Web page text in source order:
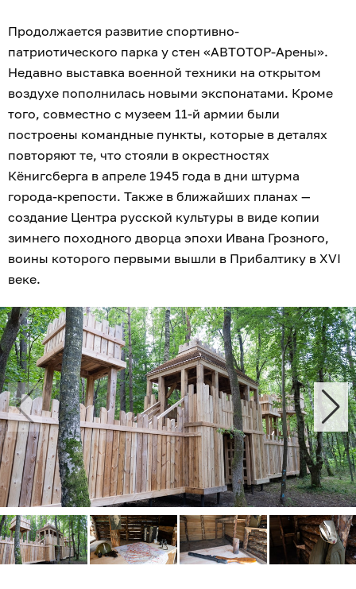
Продолжается развитие спортивно-
патриотического парка у стен «АВТОТОР-Арены».
Недавно выставка военной техники на открытом
воздухе пополнилась новыми экспонатами. Кроме
того, совместно с музеем 11-й армии были
построены командные пункты, которые в деталях
повторяют те, что стояли в окрестностях
Кёнигсберга в апреле 1945 года в дни штурма
города-крепости. Также в ближайших планах —
создание Центра русской культуры в виде копии
зимнего походного дворца эпохи Ивана Грозного,
воины которого первыми вышли в Прибалтику в XVI
веке.